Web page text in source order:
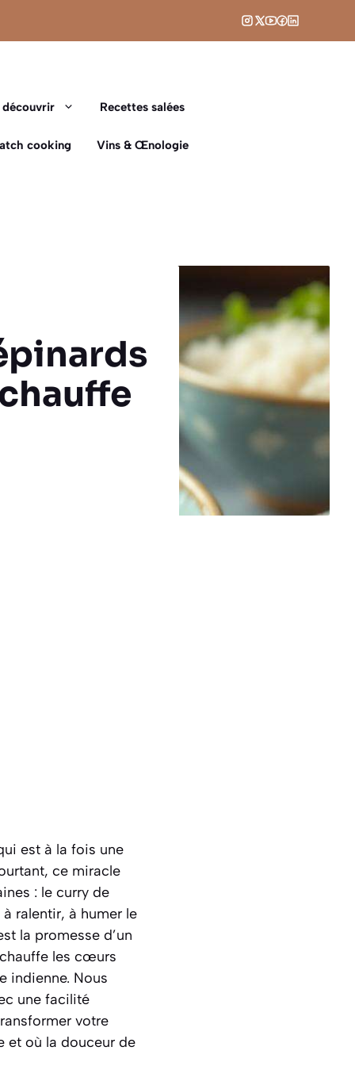
Recettes salées
cooking Vins & Œnologie
est à la fois une
ce miracle
: le curry de
ralentir, à humer le
la promesse d’un
les cœurs
indienne. Nous
une facilité
votre
et où la douceur de